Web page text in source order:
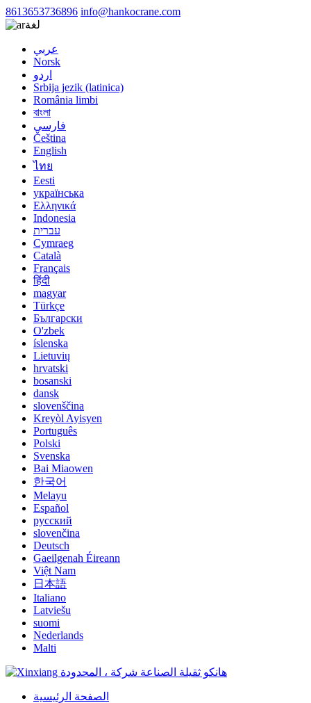
8613653736896 info@hankocrane.com
لغة
عربي
Norsk
اردو
Srbija jezik (latinica)
România limbi
বাংলা
فارسی
Čeština
English
ไทย
Eesti
українська
Ελληνικά
Indonesia
עברית
Cymraeg
Català
Français
हिंदी
magyar
Türkçe
Български
O'zbek
íslenska
Lietuvių
hrvatski
bosanski
dansk
slovenščina
Kreyòl Ayisyen
Português
Polski
Svenska
Bai Miaowen
한국어
Melayu
Español
русский
slovenčina
Deutsch
Gaeilgenah Éireann
Việt Nam
日本語
Italiano
Latviešu
suomi
Nederlands
Malti
الصفحة الرئيسية